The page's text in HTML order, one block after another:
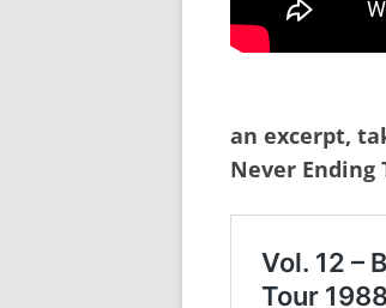
an excerpt,
Never Ending